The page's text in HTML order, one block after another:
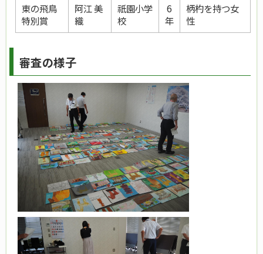
東の飛鳥
特別賞
阿江 美
織
祇園小学
校
6
年
柄杓を持つ女
性
審査の様子